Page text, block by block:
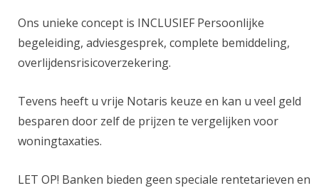
Ons unieke concept is INCLUSIEF Persoonlijke
begeleiding, adviesgesprek, complete bemiddeling,
overlijdensrisicoverzekering.
Tevens heeft u vrije Notaris keuze en kan u veel geld
besparen door zelf de prijzen te vergelijken voor
woningtaxaties.
LET OP! Banken bieden geen speciale rentetarieven en